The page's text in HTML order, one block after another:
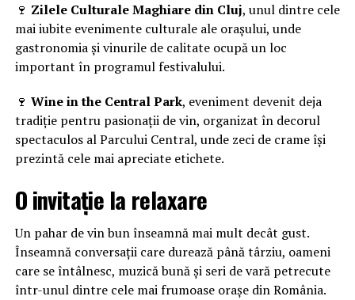
🍷 Zilele Culturale Maghiare din Cluj, unul dintre cele
mai iubite evenimente culturale ale orașului, unde
gastronomia și vinurile de calitate ocupă un loc
important în programul festivalului.
🍷 Wine in the Central Park, eveniment devenit deja
tradiție pentru pasionații de vin, organizat în decorul
spectaculos al Parcului Central, unde zeci de crame își
prezintă cele mai apreciate etichete.
O invitație la relaxare
Un pahar de vin bun înseamnă mai mult decât gust.
Înseamnă conversații care durează până târziu, oameni
care se întâlnesc, muzică bună și seri de vară petrecute
într-unul dintre cele mai frumoase orașe din România.